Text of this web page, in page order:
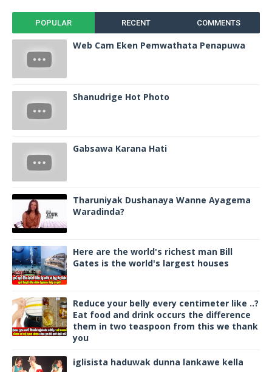
POPULAR RECENT COMMENTS
Web Cam Eken Pemwathata Penapuwa
Shanudrige Hot Photo
Gabsawa Karana Hati
Tharuniyak Dushanaya Wanne Ayagema
Waradinda?
Here are the world's richest man Bill
Gates is the world's largest houses
Reduce your belly every centimeter like ..?
Eat food and drink occurs the difference
them in two teaspoon from this we thank
you
iglisista haduwak dunna lankawe kella